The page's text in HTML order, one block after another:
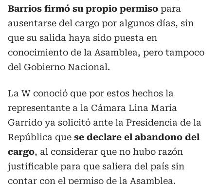
Barrios firmó su propio permiso para
ausentarse del cargo por algunos días, sin
que su salida haya sido puesta en
conocimiento de la Asamblea, pero tampoco
del Gobierno Nacional.
La W conoció que por estos hechos la
representante a la Cámara Lina María
Garrido ya solicitó ante la Presidencia de la
República que se declare el abandono del
cargo, al considerar que no hubo razón
justificable para que saliera del país sin
contar con el permiso de la Asamblea.